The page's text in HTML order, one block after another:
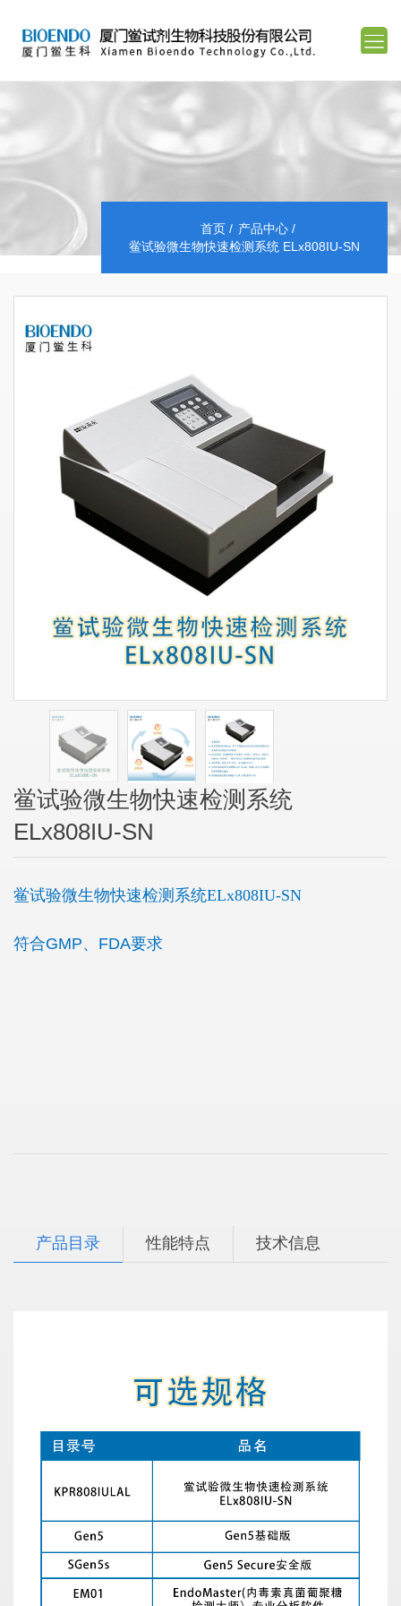
首页
产品中心
鲎试验微生物快速检测系统 ELx808IU-SN
鲎试验微生物快速检测系统
ELx808IU-SN
鲎试验微生物快速检测系统ELx808IU-SN
符合GMP、FDA要求
产品目录 性能特点 技术信息